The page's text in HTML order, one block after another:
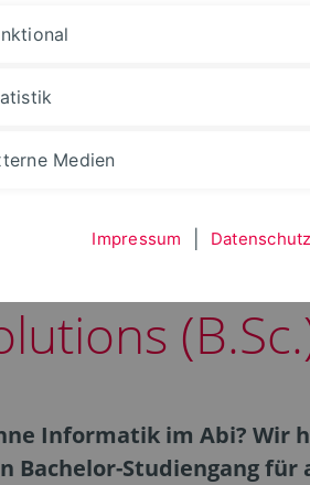
Informatik im Abi? Wir
Bachelor-Studiengang für
Medien
Impressum Datenschutz